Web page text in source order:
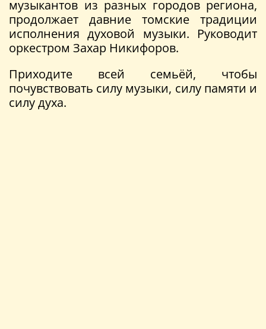
музыкантов из разных городов региона,
продолжает давние томские традиции
исполнения духовой музыки. Руководит
оркестром Захар Никифоров.
Приходите всей семьёй, чтобы
почувствовать силу музыки, силу памяти и
силу духа.